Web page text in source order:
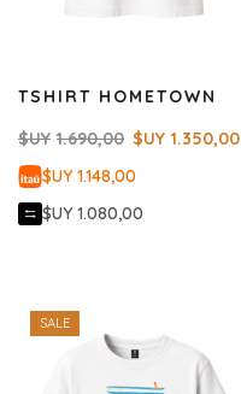
TSHIRT HOMETOWN
$UY 1.690,00 $UY 1.350,00
$UY 1.148,00
$UY 1.080,00
SALE